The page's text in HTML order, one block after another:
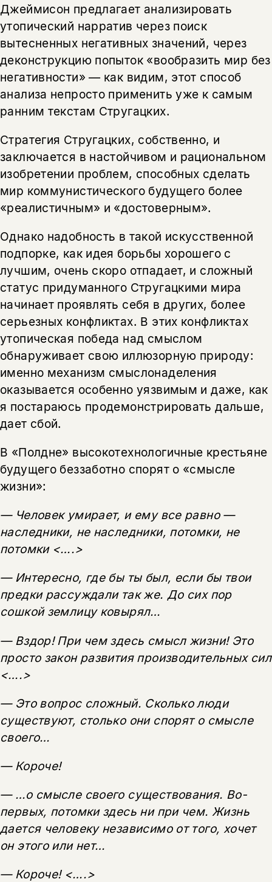
Джеймисон предлагает анализировать
утопический нарратив через поиск
вытесненных негативных значений, через
деконструкцию попыток «вообразить мир без
негативности» — как видим, этот способ
анализа непросто применить уже к самым
ранним текстам Стругацких.
Стратегия Стругацких, собственно, и
заключается в настойчивом и рациональном
изобретении проблем, способных сделать
мир коммунистического будущего более
«реалистичным» и «достоверным».
Однако надобность в такой искусственной
подпорке, как идея борьбы хорошего с
лучшим, очень скоро отпадает, и сложный
статус придуманного Стругацкими мира
начинает проявлять себя в других, более
серьезных конфликтах. В этих конфликтах
утопическая победа над смыслом
обнаруживает свою иллюзорную природу:
именно механизм смыслонаделения
оказывается особенно уязвимым и даже, как
я постараюсь продемонстрировать дальше,
дает сбой.
В «Полдне» высокотехнологичные крестьяне
будущего беззаботно спорят о «смысле
жизни»:
— Человек умирает, и ему все равно —
наследники, не наследники, потомки, не
потомки <….>
— Интересно, где бы ты был, если бы твои
предки рассуждали так же. До сих пор
сошкой землицу ковырял…
— Вздор! При чем здесь смысл жизни! Это
просто закон развития производительных сил
<….>
— Это вопрос сложный. Сколько люди
существуют, столько они спорят о смысле
своего…
— Короче!
— …о смысле своего существования. Во-
первых, потомки здесь ни при чем. Жизнь
дается человеку независимо от того, хочет
он этого или нет…
— Короче! <….>